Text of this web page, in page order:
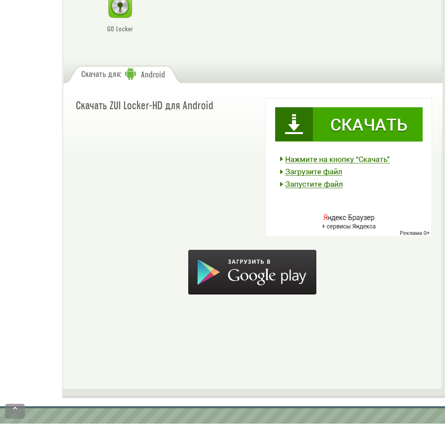
GO Locker
Скачать для: Android
Скачать ZUI Locker-HD для Android
⌃